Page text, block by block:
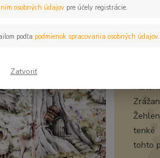
Lesné zvieratká-les s príbytkom
zvieratká-les s
tenké
tohto
osobných údajov pre účely registrácie.
podľa podmienok spracovania osobných údajov.
Zatvoriť